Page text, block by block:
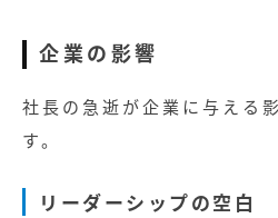
企業の影響
社長の急逝が企業に与える
す。
リーダーシップの空白